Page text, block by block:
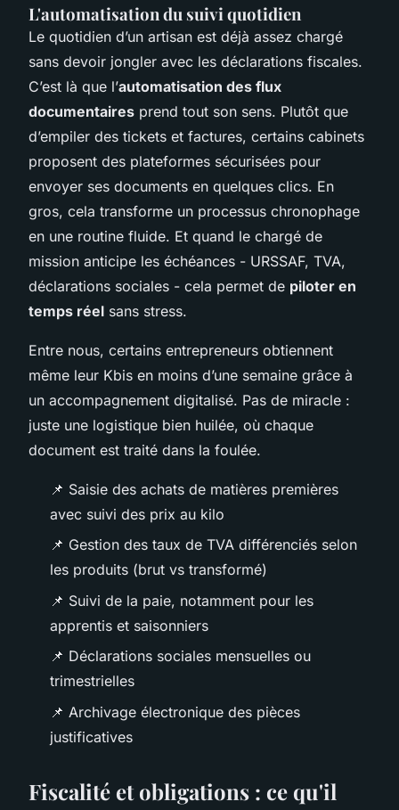
L'automatisation du suivi quotidien
Le quotidien d’un artisan est déjà assez chargé
sans devoir jongler avec les déclarations fiscales.
C’est là que l’automatisation des flux
documentaires prend tout son sens. Plutôt que
d’empiler des tickets et factures, certains cabinets
proposent des plateformes sécurisées pour
envoyer ses documents en quelques clics. En
gros, cela transforme un processus chronophage
en une routine fluide. Et quand le chargé de
mission anticipe les échéances - URSSAF, TVA,
déclarations sociales - cela permet de piloter en
temps réel sans stress.
Entre nous, certains entrepreneurs obtiennent
même leur Kbis en moins d’une semaine grâce à
un accompagnement digitalisé. Pas de miracle :
juste une logistique bien huilée, où chaque
document est traité dans la foulée.
📌 Saisie des achats de matières premières
avec suivi des prix au kilo
📌 Gestion des taux de TVA différenciés selon
les produits (brut vs transformé)
📌 Suivi de la paie, notamment pour les
apprentis et saisonniers
📌 Déclarations sociales mensuelles ou
trimestrielles
📌 Archivage électronique des pièces
justificatives
Fiscalité et obligations : ce qu'il